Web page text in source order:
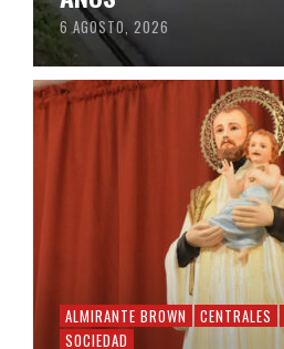
6 AGOSTO, 2026
ALMIRANTE BROWN CENTRALES
SOCIEDAD